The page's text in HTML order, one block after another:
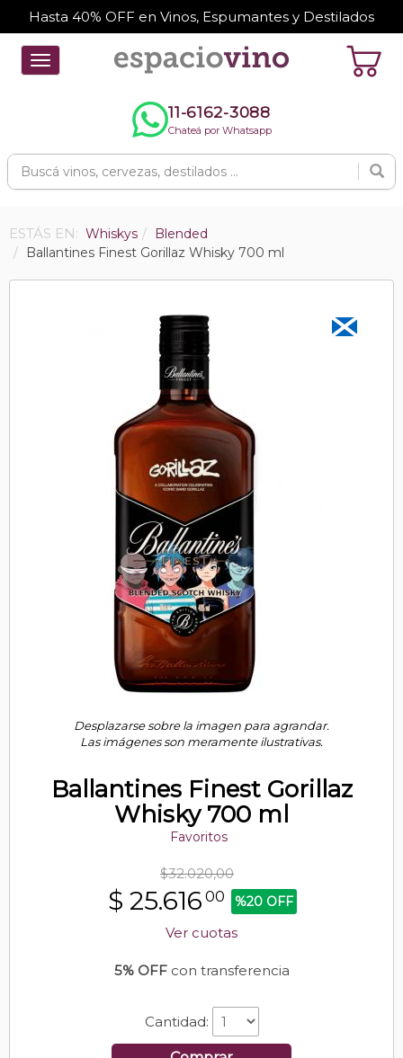
Hasta 40% OFF en Vinos, Espumantes y Destilados
Toggle
navigation
11-6162-3088
Chateá por Whatsapp
ESTÁS EN: Whiskys
Blended
Ballantines Finest Gorillaz Whisky 700 ml
Desplazarse sobre la imagen para agrandar.
Las imágenes son meramente ilustrativas.
Ballantines Finest Gorillaz
Whisky 700 ml
Favoritos
$32.020,00
$ 25.616 00 %20 OFF
Ver cuotas
5% OFFcon transferencia
Cantidad: